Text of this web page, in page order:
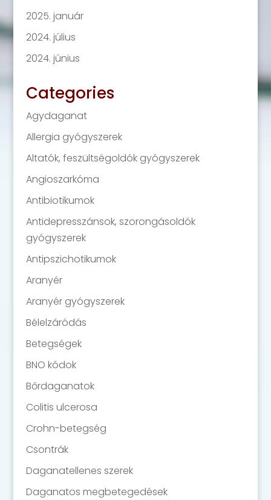
2025. január
2024. július
2024. június
Categories
Agydaganat
Allergia gyógyszerek
Altatók, feszültségoldók gyógyszerek
Angioszarkóma
Antibiotikumok
Antidepresszánsok, szorongásoldók
gyógyszerek
Antipszichotikumok
Aranyér
Aranyér gyógyszerek
Bélelzáródás
Betegségek
BNO kódok
Bőrdaganatok
Colitis ulcerosa
Crohn-betegség
Csontrák
Daganatellenes szerek
Daganatos megbetegedések